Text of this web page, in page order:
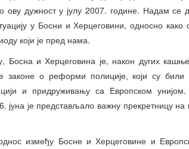
ову дужност у јулу 2007. године. Надам се
у Босни и Херцеговини, односно како
који је пред нама.
и Херцеговина је, након дугих
законе о реформи полиције, који су
и придруживању са Европском
јуна је представљало важну прекретницу
између Босне и Херцеговине и